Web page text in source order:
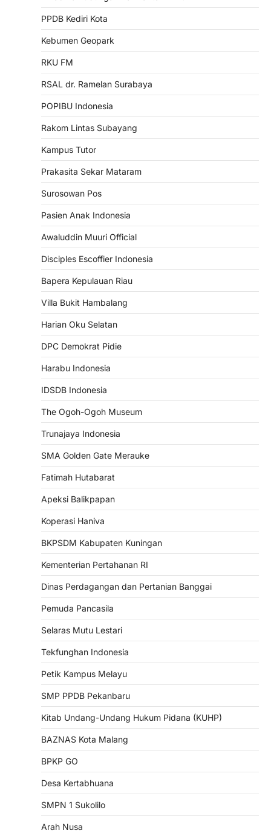
PPDB Kediri Kota
Kebumen Geopark
RKU FM
RSAL dr. Ramelan Surabaya
POPIBU Indonesia
Rakom Lintas Subayang
Kampus Tutor
Prakasita Sekar Mataram
Surosowan Pos
Pasien Anak Indonesia
Awaluddin Muuri Official
Disciples Escoffier Indonesia
Bapera Kepulauan Riau
Villa Bukit Hambalang
Harian Oku Selatan
DPC Demokrat Pidie
Harabu Indonesia
IDSDB Indonesia
The Ogoh-Ogoh Museum
Trunajaya Indonesia
SMA Golden Gate Merauke
Fatimah Hutabarat
Apeksi Balikpapan
Koperasi Haniva
BKPSDM Kabupaten Kuningan
Kementerian Pertahanan RI
Dinas Perdagangan dan Pertanian Banggai
Pemuda Pancasila
Selaras Mutu Lestari
Tekfunghan Indonesia
Petik Kampus Melayu
SMP PPDB Pekanbaru
Kitab Undang-Undang Hukum Pidana (KUHP)
BAZNAS Kota Malang
BPKP GO
Desa Kertabhuana
SMPN 1 Sukolilo
Arah Nusa